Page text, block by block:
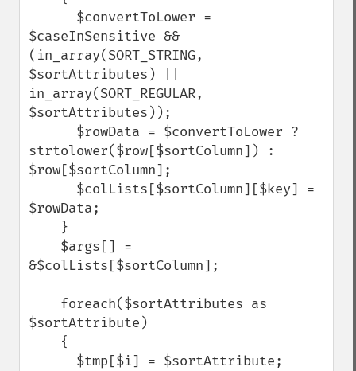
$caseInSensitive &&
(in_array(SORT_STRING,
$sortAttributes) ||
in_array(SORT_REGULAR,
$sortAttributes));
strtolower($row[$sortColumn]) :
$row[$sortColumn];
$rowData;
&$colLists[$sortColumn];
$sortAttribute)